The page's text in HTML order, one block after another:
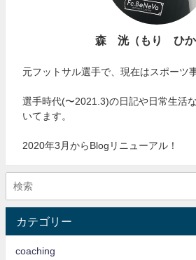
森 洸（もり ひか
元フットサル選手で、現在はスポーツ
選手時代(〜2021.3)の日記や日常生活
いてます。
2020年3月からBlogリニューアル！
カテゴリー
coaching